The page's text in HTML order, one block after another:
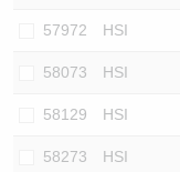
57972 HSI
58073 HSI
58129 HSI
58273 HSI